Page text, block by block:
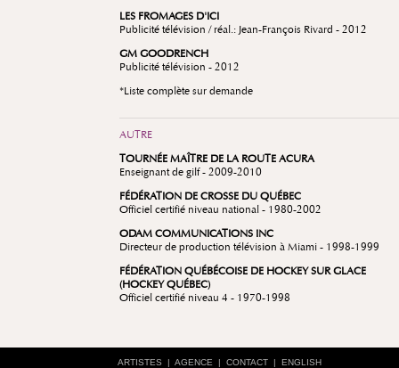
LES FROMAGES D'ICI
Publicité télévision / réal.: Jean-François Rivard - 2012
GM GOODRENCH
Publicité télévision - 2012
*Liste complète sur demande
AUTRE
TOURNÉE MAÎTRE DE LA ROUTE ACURA
Enseignant de gilf - 2009-2010
FÉDÉRATION DE CROSSE DU QUÉBEC
Officiel certifié niveau national - 1980-2002
ODAM COMMUNICATIONS INC
Directeur de production télévision à Miami - 1998-1999
FÉDÉRATION QUÉBÉCOISE DE HOCKEY SUR GLACE
(HOCKEY QUÉBEC)
Officiel certifié niveau 4 - 1970-1998
ARTISTES | AGENCE | CONTACT | ENGLISH